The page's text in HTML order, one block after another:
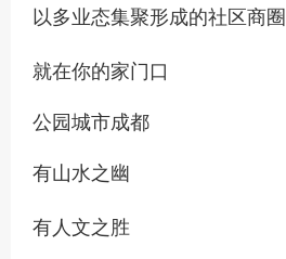
以多业态集聚形成的社区商圈
就在你的家门口
公园城市成都
有山水之幽
有人文之胜